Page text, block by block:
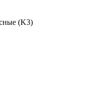
(K3)